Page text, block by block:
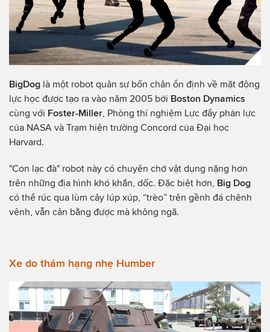
BigDog là một robot quân sự bốn chân ổn định về mặt động
lực học được tạo ra vào năm 2005 bởi Boston Dynamics
cùng với Foster-Miller , Phòng thí nghiệm Lực đẩy phản lực
của NASA và Trạm hiện trường Concord của Đại học
Harvard.
"Con lạc đà" robot này có chuyên chở vật dụng nặng hơn
trên những địa hình khó khắn, dốc. Đặc biệt hơn, Big Dog
có thể rúc qua lùm cây lúp xúp, “trèo” trên gềnh đá chênh
vênh, vẫn cân bằng được mà không ngã.
Xe do thám hạng nhẹ Humber